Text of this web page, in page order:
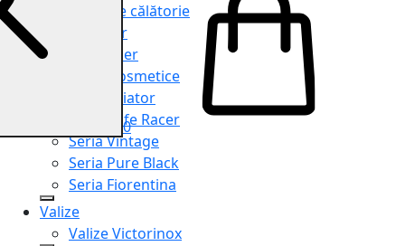
Genți de călătorie
Shopper
Organiser
Truse cosmetice
Seria Aviator
Seria Cafe Racer
Seria Vintage
Seria Pure Black
Seria Fiorentina
Valize
Valize Victorinox
0